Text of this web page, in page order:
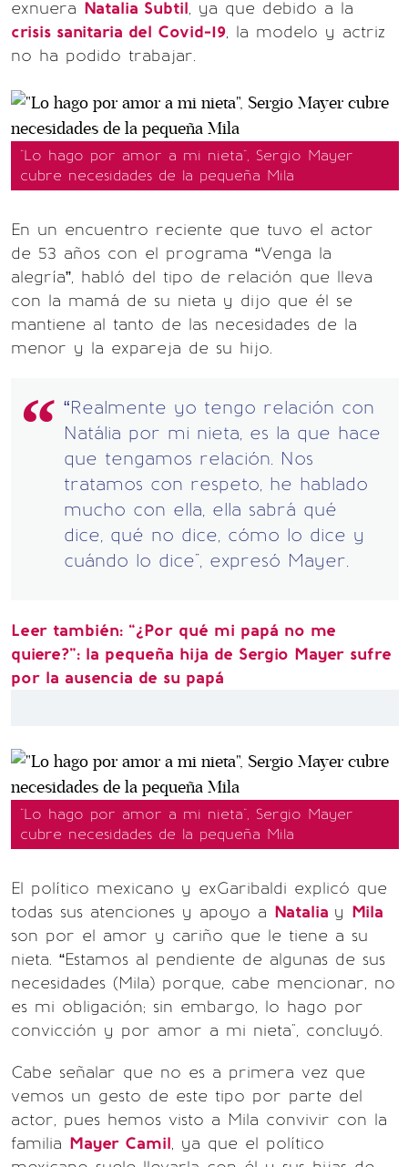
exnuera Natalia Subtil, ya que debido a la
crisis sanitaria del Covid-19, la modelo y actriz
no ha podido trabajar.
"Lo hago por amor a mi nieta", Sergio Mayer
cubre necesidades de la pequeña Mila
En un encuentro reciente que tuvo el actor
de 53 años con el programa “Venga la
alegría”, habló del tipo de relación que lleva
con la mamá de su nieta y dijo que él se
mantiene al tanto de las necesidades de la
menor y la expareja de su hijo.
“Realmente yo tengo relación con
Natália por mi nieta, es la que hace
que tengamos relación. Nos
tratamos con respeto, he hablado
mucho con ella, ella sabrá qué
dice, qué no dice, cómo lo dice y
cuándo lo dice", expresó Mayer.
Leer también: “¿Por qué mi papá no me
quiere?”: la pequeña hija de Sergio Mayer sufre
por la ausencia de su papá
"Lo hago por amor a mi nieta", Sergio Mayer
cubre necesidades de la pequeña Mila
El político mexicano y exGaribaldi explicó que
todas sus atenciones y apoyo a Natalia y Mila
son por el amor y cariño que le tiene a su
nieta. “Estamos al pendiente de algunas de sus
necesidades (Mila) porque, cabe mencionar, no
es mi obligación; sin embargo, lo hago por
convicción y por amor a mi nieta", concluyó.
Cabe señalar que no es a primera vez que
vemos un gesto de este tipo por parte del
actor, pues hemos visto a Mila convivir con la
familia Mayer Camil, ya que el político